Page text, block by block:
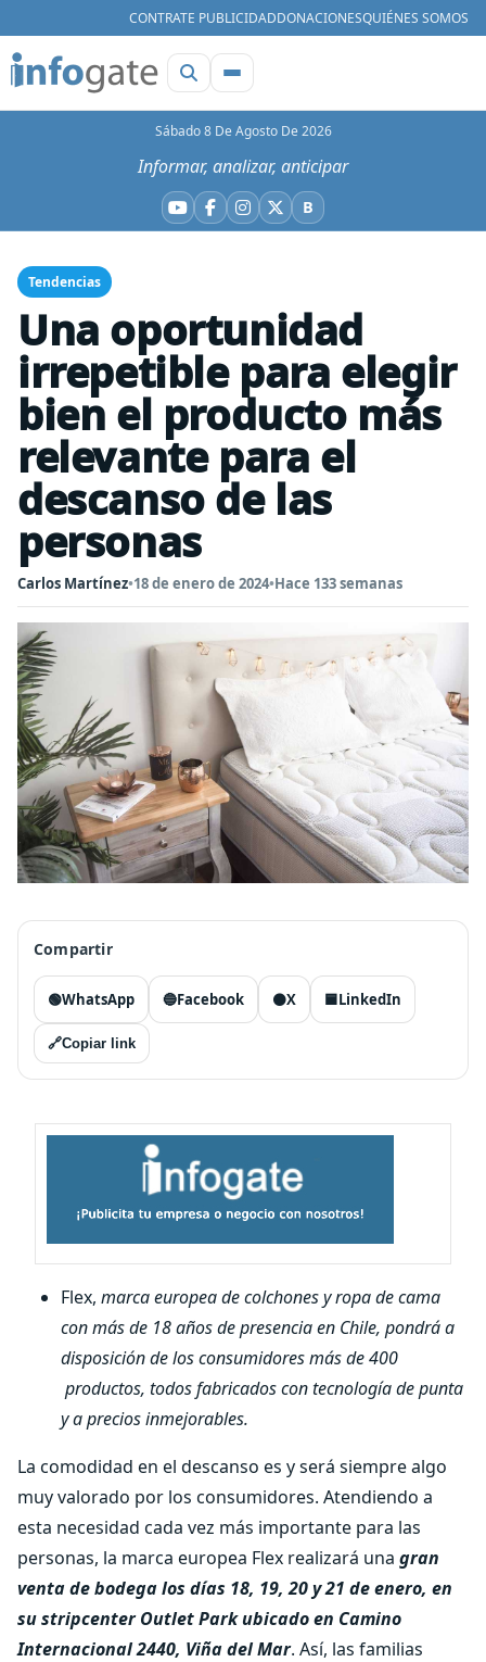
CONTRATE PUBLICIDADDONACIONESQUIÉNES SOMOS
Sábado 8 De Agosto De 2026
Informar, analizar, anticipar
YouTube
Facebook
Instagram
X BBluesky
Tendencias
Una oportunidad
irrepetible para elegir
bien el producto más
relevante para el
descanso de las
personas
Carlos Martínez•18 de enero de 2024•Hace 133 semanas
Compartir
🟢WhatsApp 🔵Facebook ⚫X 🟦LinkedIn
🔗Copiar link
Flex, marca europea de colchones y ropa de cama
con más de 18 años de presencia en Chile, pondrá a
disposición de los consumidores más de 400
productos, todos fabricados con tecnología de punta
y a precios inmejorables.
La comodidad en el descanso es y será siempre algo
muy valorado por los consumidores. Atendiendo a
esta necesidad cada vez más importante para las
personas, la marca europea Flex realizará una gran
venta de bodega los días 18, 19, 20 y 21 de enero, en
su stripcenter Outlet Park ubicado en Camino
Internacional 2440, Viña del Mar. Así, las familias